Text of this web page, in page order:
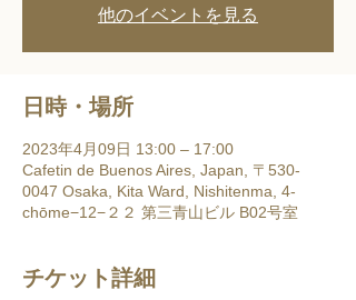
他のイベントを見る
日時・場所
2023年4月09日 13:00 – 17:00
Cafetin de Buenos Aires, Japan, 〒530-
0047 Osaka, Kita Ward, Nishitenma, 4-
chōme−12−２２ 第三青山ビル B02号室
チケット詳細